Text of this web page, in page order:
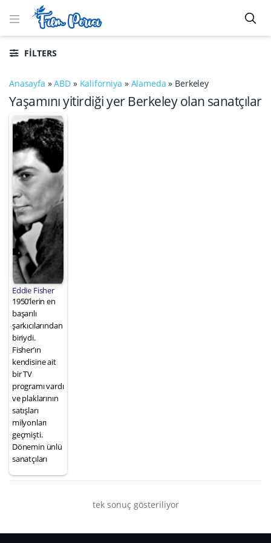
FILTERS
Anasayfa »ABD » Kaliforniya » Alameda » Berkeley
Yaşamını yitirdiği yer Berkeley olan sanatçılar
Eddie Fisher
1950’lerin en
başarılı
şarkıcılarından
biriydi.
Fisher’ın
kendisine ait
bir TV
programı vardı
ve plaklarının
satışları
milyonları
geçmişti.
Dönemin ünlü
sanatçıları
tek sonuç gösteriliyor